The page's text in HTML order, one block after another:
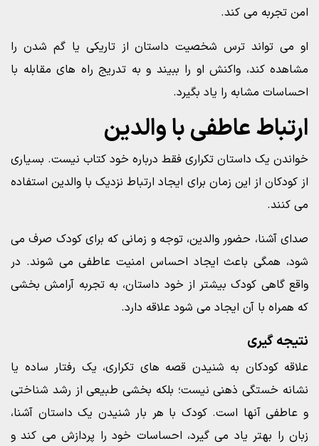
امن تجربه می کند.
او می تواند ترس شخصیت داستان از تاریکی یا گم شدن را
مشاهده کند، واکنش او را ببیند و به تدریج راه های مقابله با
احساسات مشابه را یاد بگیرد.
ارتباط عاطفی با والدین
خواندن یک داستان تکراری فقط درباره خود کتاب نیست. بسیاری
از کودکان از این زمان برای ایجاد ارتباط نزدیک با والدین استفاده
می کنند.
صدای آشنا، حضور والدین، توجه و زمانی که برای کودک صرف می
شود، همگی باعث ایجاد احساس امنیت عاطفی می شوند. در
واقع گاهی کودک بیشتر از خود داستان، به تجربه آرامش بخشی
که همراه با آن ایجاد می شود علاقه دارد.
نتیجه گیری
علاقه کودکان به شنیدن قصه های تکراری، یک رفتار ساده یا
نشانه خستگی ذهنی نیست؛ بلکه بخشی طبیعی از رشد شناختی
و عاطفی آنها است. کودک با هر بار شنیدن یک داستان آشنا،
زبان را بهتر یاد می گیرد، احساسات خود را پردازش می کند و